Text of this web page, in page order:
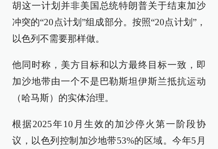
胡这一计划并非美国总统特朗普关于结束加沙
冲突的“20点计划”组成部分。按照“20点计划”，
以色列不需要那样做。
他同时称，美方目标和以方最终目标一致，即
加沙地带由一个不是巴勒斯坦伊斯兰抵抗运动
（哈马斯）的实体治理。
根据2025年10月生效的加沙停火第一阶段协
议，以色列控制加沙地带53%的区域。今年5月